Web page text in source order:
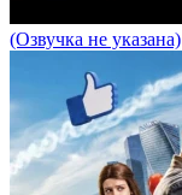
(Озвучка не указана)